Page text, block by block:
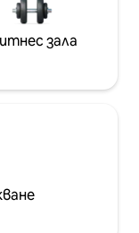
зала